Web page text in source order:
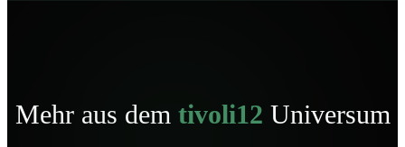
Mehr aus dem tivoli12 Universum